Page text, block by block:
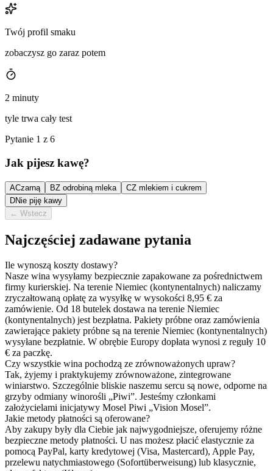
Twój profil smaku
zobaczysz go zaraz potem
2 minuty
tyle trwa cały test
Pytanie 1 z 6
Jak pijesz kawę?
ACzarną BZ odrobiną mleka CZ mlekiem i cukrem
DNie piję kawy
← Wstecz
Najczęściej zadawane pytania
Ile wynoszą koszty dostawy?
Nasze wina wysyłamy bezpiecznie zapakowane za pośrednictwem
firmy kurierskiej. Na terenie Niemiec (kontynentalnych) naliczamy
zryczałtowaną opłatę za wysyłkę w wysokości 8,95 € za
zamówienie. Od 18 butelek dostawa na terenie Niemiec
(kontynentalnych) jest bezpłatna. Pakiety próbne oraz zamówienia
zawierające pakiety próbne są na terenie Niemiec (kontynentalnych)
wysyłane bezpłatnie. W obrębie Europy dopłata wynosi z reguły 10
€ za paczkę.
Czy wszystkie wina pochodzą ze zrównoważonych upraw?
Tak, żyjemy i praktykujemy zrównoważone, zintegrowane
winiarstwo. Szczególnie bliskie naszemu sercu są nowe, odporne na
grzyby odmiany winorośli „Piwi”. Jesteśmy członkami
założycielami inicjatywy Mosel Piwi „Vision Mosel”.
Jakie metody płatności są oferowane?
Aby zakupy były dla Ciebie jak najwygodniejsze, oferujemy różne
bezpieczne metody płatności. U nas możesz płacić elastycznie za
pomocą PayPal, karty kredytowej (Visa, Mastercard), Apple Pay,
przelewu natychmiastowego (Sofortüberweisung) lub klasycznie,